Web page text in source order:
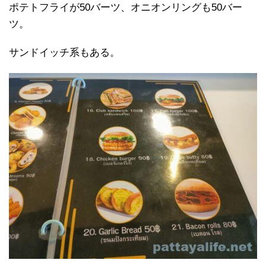
ポテトフライが50バーツ、オニオンリングも50バー
ツ。
サンドイッチ系もある。